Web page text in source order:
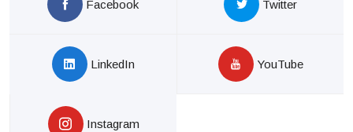
Facebook Twitter
LinkedIn YouTube
Instagram